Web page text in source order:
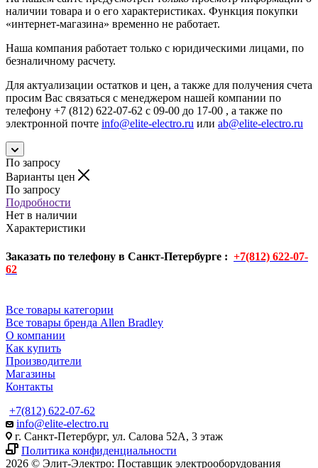
наличии товара и о его характеристиках. Функция покупки
«интернет-магазина» временно не работает.
Наша компания работает только с юридическими лицами, по
безналичному расчету.
Для актуализации остатков и цен, а также для получения счета
просим Вас связаться с менеджером нашей компании по
телефону +7 (812) 622-07-62 с 09-00 до 17-00 , а также по
электронной почте info@elite-electro.ru или ab@elite-electro.ru
По запросу
Варианты цен
По запросу
Подробности
Нет в наличии
Характеристики
Заказать по телефону в Санкт-Петербурге : +7(812) 622-07-
62
Все товары категории
Все товары бренда Allen Bradley
О компании
Как купить
Производители
Магазины
Контакты
+7(812) 622-07-62
info@elite-electro.ru
г. Санкт-Петербург, ул. Салова 52А, 3 этаж
Политика конфиденциальности
2026 © Элит-Электро: Поставщик электрооборудования